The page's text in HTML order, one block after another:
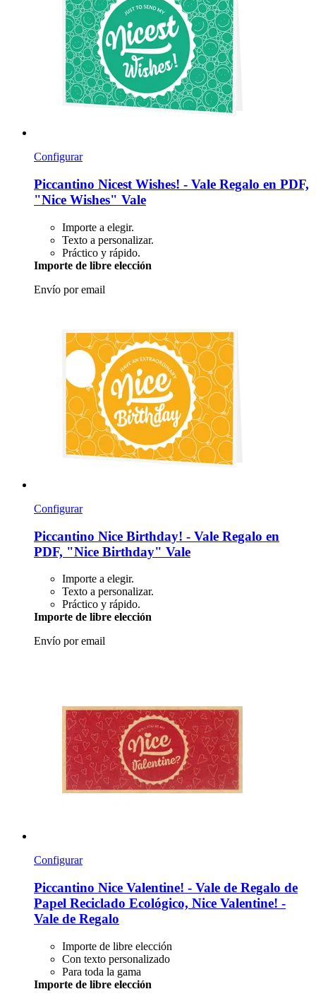
Configurar
Piccantino Nicest Wishes! -​ Vale Regalo en PDF,
"Nice Wishes" Vale
Importe a elegir.
Texto a personalizar.
Práctico y rápido.
Importe de libre elección
Envío por email
Configurar
Piccantino Nice Birthday! -​ Vale Regalo en
PDF, "Nice Birthday" Vale
Importe a elegir.
Texto a personalizar.
Práctico y rápido.
Importe de libre elección
Envío por email
Configurar
Piccantino Nice Valentine! -​ Vale de Regalo de
Papel Reciclado Ecológico, Nice Valentine! -​
Vale de Regalo
Importe de libre elección
Con texto personalizado
Para toda la gama
Importe de libre elección